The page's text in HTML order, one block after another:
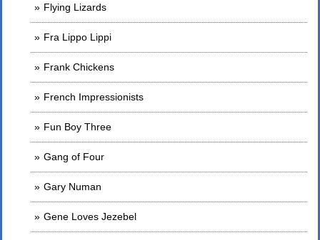
Flying Lizards
Fra Lippo Lippi
Frank Chickens
French Impressionists
Fun Boy Three
Gang of Four
Gary Numan
Gene Loves Jezebel